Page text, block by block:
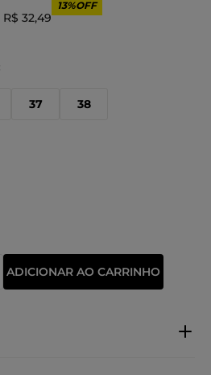
R$ 32,49
13%OFF
37 38
ADICIONAR AO CARRINHO